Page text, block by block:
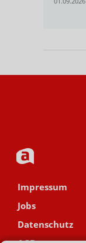
Impressum
Jobs
Datenschutz